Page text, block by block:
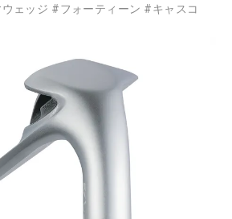
ウェッジ #フォーティーン #キャスコ